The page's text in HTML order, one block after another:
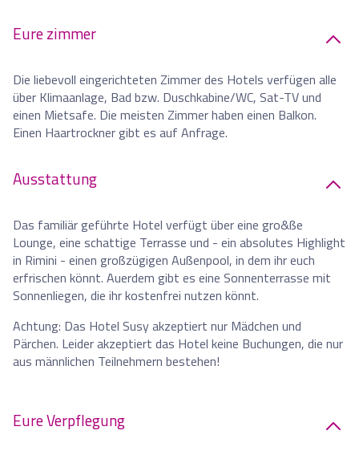
Eure zimmer
Die liebevoll eingerichteten Zimmer des Hotels verfügen alle
über Klimaanlage, Bad bzw. Duschkabine/WC, Sat-TV und
einen Mietsafe. Die meisten Zimmer haben einen Balkon.
Einen Haartrockner gibt es auf Anfrage.
Ausstattung
Das familiär geführte Hotel verfügt über eine gro&ße
Lounge, eine schattige Terrasse und - ein absolutes Highlight
in Rimini - einen großzügigen Außenpool, in dem ihr euch
erfrischen könnt. Auerdem gibt es eine Sonnenterrasse mit
Sonnenliegen, die ihr kostenfrei nutzen könnt.
Achtung: Das Hotel Susy akzeptiert nur Mädchen und
Pärchen. Leider akzeptiert das Hotel keine Buchungen, die nur
aus männlichen Teilnehmern bestehen!
Eure Verpflegung